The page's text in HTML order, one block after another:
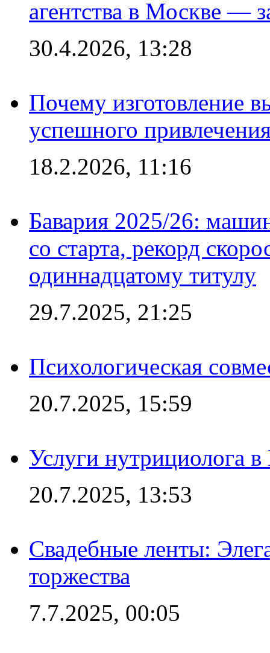
агентства в Москве —
30.4.2026, 13:28
Почему изготовление
успешного
18.2.2026, 11:16
Бавария 2025/26:
со старта, рекорд
одиннадцатому титулу
29.7.2025, 21:25
Психологическая
20.7.2025, 15:59
Услуги нутрициолога
20.7.2025, 13:53
Свадебные ленты:
торжества
7.7.2025, 00:05